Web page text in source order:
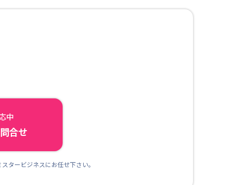
中
合せ
タービジネスにお任せ下さい。